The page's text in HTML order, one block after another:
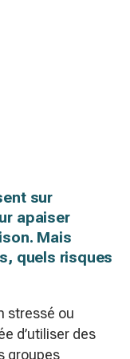
sur
apaiser
Mais
quels risques
stressé ou
d’utiliser des
groupes